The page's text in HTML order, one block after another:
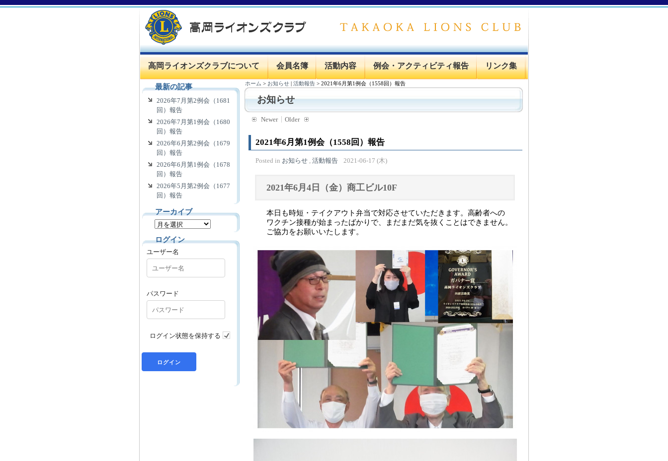
高岡ライオンズクラブについて 会員名簿 活動内容 例会・アクティビティ報告 リンク集
ホーム > お知らせ |活動報告 >2021年6月第1例会（1558回）報告
お知らせ
Newer Older
2021年6月第1例会（1558回）報告
Posted in お知らせ ,活動報告 2021-06-17 (木)
2021年6月4日（金）商工ビル10F
本日も時短・テイクアウト弁当で対応させていただきます。高齢者への
ワクチン接種が始まったばかりで、まだまだ気を抜くことはできません。
ご協力をお願いいたします。
最新の記事
2026年7月第2例会（1681
回）報告
2026年7月第1例会（1680
回）報告
2026年6月第2例会（1679
回）報告
2026年6月第1例会（1678
回）報告
2026年5月第2例会（1677
回）報告
アーカイブ
ログイン
ユーザー名
パスワード
ログイン状態を保持する